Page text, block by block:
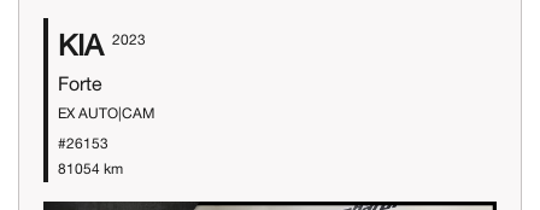
KIA 2023
Forte
EX AUTO|CAM
#26153
81054 km